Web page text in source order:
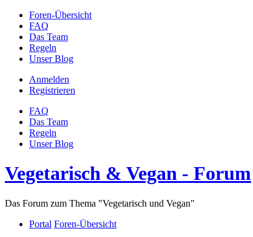
Foren-Übersicht
FAQ
Das Team
Regeln
Unser Blog
Anmelden
Registrieren
FAQ
Das Team
Regeln
Unser Blog
Vegetarisch & Vegan - Forum
Das Forum zum Thema "Vegetarisch und Vegan"
Portal Foren-Übersicht